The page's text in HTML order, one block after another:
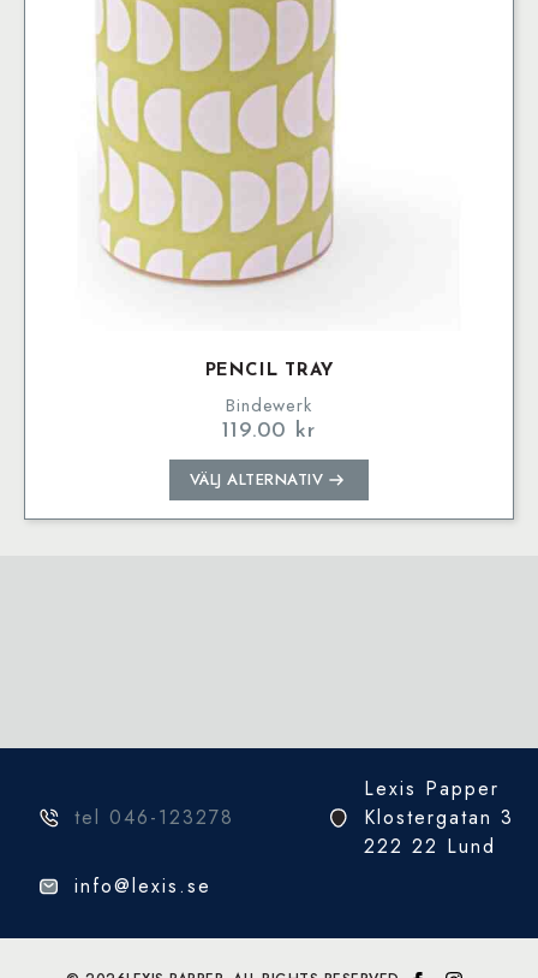
PENCIL TRAY
Bindewerk
119.00 kr
VÄLJ ALTERNATIV
Den
här
produkten
tel 046-123278
Lexis Papper
Klostergatan 3
222 22 Lund
info@lexis.se